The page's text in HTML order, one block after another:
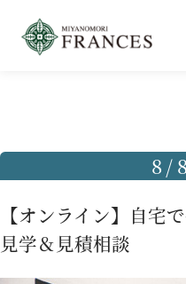
チャペル
8/8
【オンライン】自宅
見学＆見積相談